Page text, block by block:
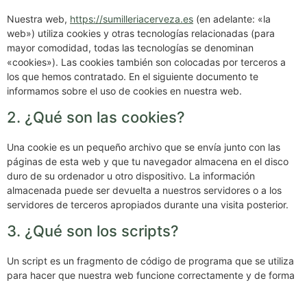
Nuestra web, https://sumilleriacerveza.es (en adelante: «la
web») utiliza cookies y otras tecnologías relacionadas (para
mayor comodidad, todas las tecnologías se denominan
«cookies»). Las cookies también son colocadas por terceros a
los que hemos contratado. En el siguiente documento te
informamos sobre el uso de cookies en nuestra web.
2. ¿Qué son las cookies?
Una cookie es un pequeño archivo que se envía junto con las
páginas de esta web y que tu navegador almacena en el disco
duro de su ordenador u otro dispositivo. La información
almacenada puede ser devuelta a nuestros servidores o a los
servidores de terceros apropiados durante una visita posterior.
3. ¿Qué son los scripts?
Un script es un fragmento de código de programa que se utiliza
para hacer que nuestra web funcione correctamente y de forma